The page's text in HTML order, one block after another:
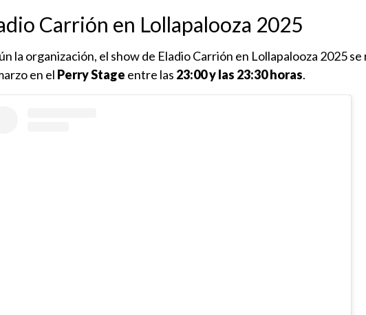
Carrión en Lollapalooza 2025
la organización, el show de Eladio Carrión en Lollapalooza 2025
en el Perry Stage entre las 23:00 y las 23:30 horas.